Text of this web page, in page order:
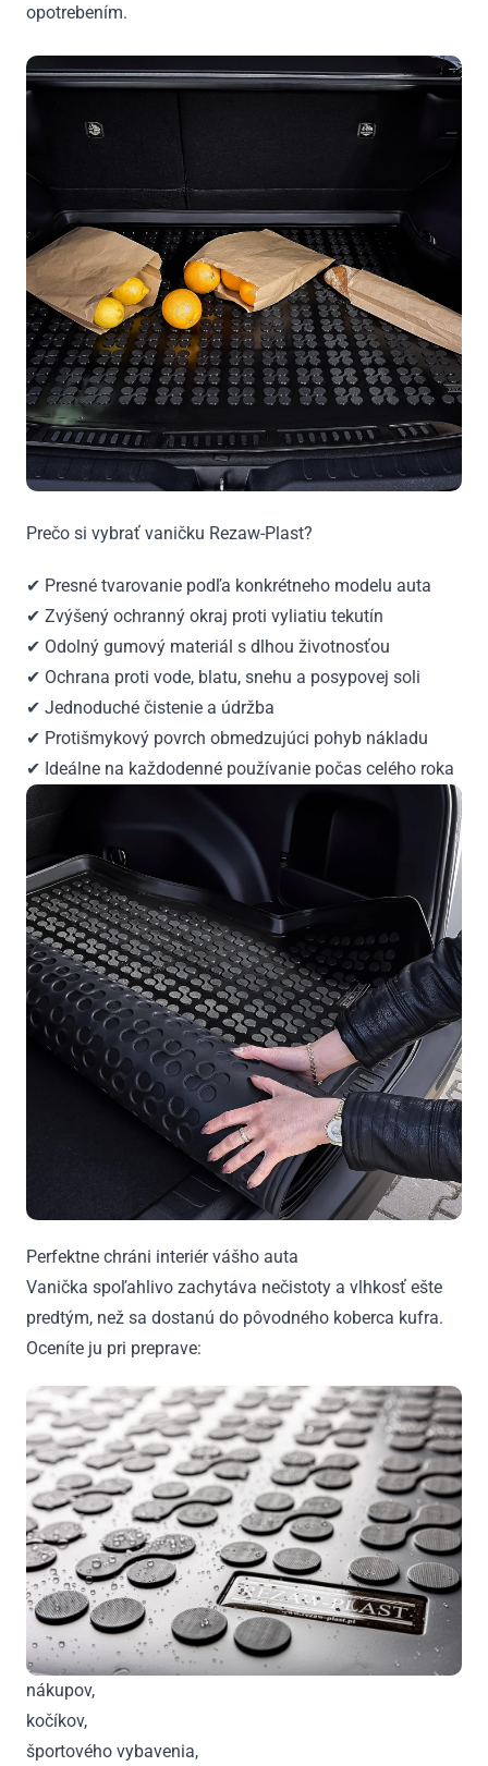
opotrebením.
Prečo si vybrať vaničku Rezaw-Plast?
✔ Presné tvarovanie podľa konkrétneho modelu auta
✔ Zvýšený ochranný okraj proti vyliatiu tekutín
✔ Odolný gumový materiál s dlhou životnosťou
✔ Ochrana proti vode, blatu, snehu a posypovej soli
✔ Jednoduché čistenie a údržba
✔ Protišmykový povrch obmedzujúci pohyb nákladu
✔ Ideálne na každodenné používanie počas celého roka
Perfektne chráni interiér vášho auta
Vanička spoľahlivo zachytáva nečistoty a vlhkosť ešte
predtým, než sa dostanú do pôvodného koberca kufra.
Oceníte ju pri preprave:
nákupov,
kočíkov,
športového vybavenia,